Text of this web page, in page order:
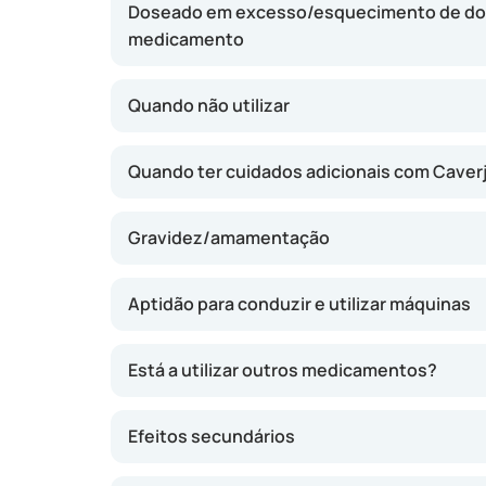
geralmente entre 5 e 20 minutos após a
60 minutos. Caverject (Alprostadil) só é
indicado como solução a longo prazo, mas
Doseado em excesso/esquecimento de
medicamento
Quando não utilizar
Quando ter cuidados adicionais com
Gravidez/amamentação
Aptidão para conduzir e utilizar máquinas
Está a utilizar outros medicamentos?
Efeitos secundários